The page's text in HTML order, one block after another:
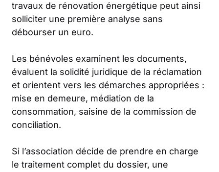
travaux de rénovation énergétique peut ainsi
solliciter une première analyse sans
débourser un euro.
Les bénévoles examinent les documents,
évaluent la solidité juridique de la réclamation
et orientent vers les démarches appropriées :
mise en demeure, médiation de la
consommation, saisine de la commission de
conciliation.
Si l’association décide de prendre en charge
le traitement complet du dossier, une